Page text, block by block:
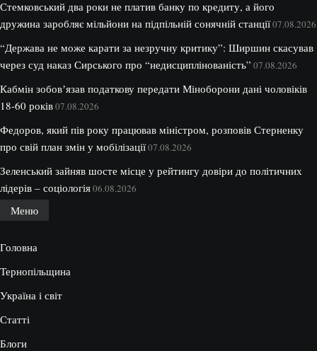
Стемковський два роки не платив банку по кредиту, а його
дружина заробляє мільйони на підпільній сонячній станції07.08.2026
“Держава не може карати за незручну критику”: Ширшин скасував
через суд наказ Сирського про “недисциплінованість” 07.08.2026
Кабмін зобовʼязав податкову передати Міноборони дані чоловіків
18-60 років07.08.2026
Федоров, який пів року працював міністром, розповів Стерненку
про свій план змін у мобілізації07.08.2026
Зеленський зайняв шосте місце у рейтингу довіри до політичних
лідерів – соціологія06.08.2026
Меню
Головна
Тернопільщина
Україна і світ
Статті
Блоги